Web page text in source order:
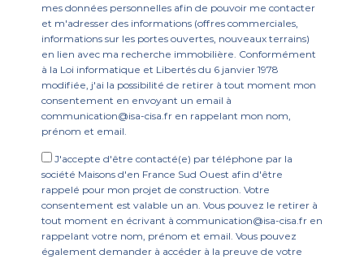
mes données personnelles afin de pouvoir me contacter
et m'adresser des informations (offres commerciales,
informations sur les portes ouvertes, nouveaux terrains)
en lien avec ma recherche immobilière. Conformément
à la Loi informatique et Libertés du 6 janvier 1978
modifiée, j'ai la possibilité de retirer à tout moment mon
consentement en envoyant un email à
communication@isa-cisa.fr en rappelant mon nom,
prénom et email.
J'accepte d'être contacté(e) par téléphone par la
société Maisons d'en France Sud Ouest afin d'être
rappelé pour mon projet de construction. Votre
consentement est valable un an. Vous pouvez le retirer à
tout moment en écrivant à communication@isa-cisa.fr en
rappelant votre nom, prénom et email. Vous pouvez
également demander à accéder à la preuve de votre